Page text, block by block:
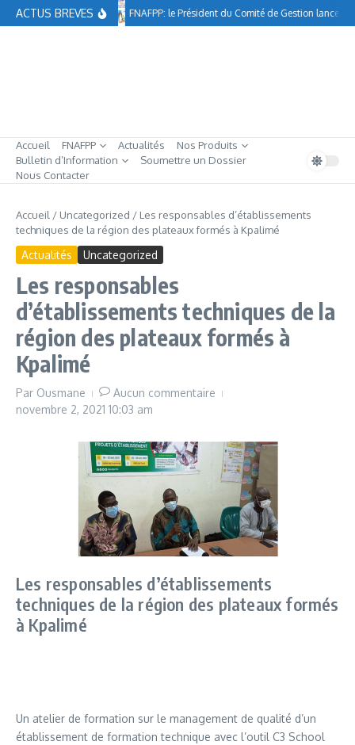
Aller au contenu
ACTUS BREVES FNAFPP: le Président du Comité de Gestion lance
Accueil FNAFPP Actualités
Nos Produits
Bulletin d’Information
Soumettre un Dossier
Nous Contacter
Accueil / Uncategorized / Les responsables d’établissements
techniques de la région des plateaux formés à Kpalimé
Actualités Uncategorized
Les responsables
d’établissements techniques de la
région des plateaux formés à
Kpalimé
Par Ousmane
Aucun commentaire
novembre 2, 2021 10:03 am
Les responsables d’établissements
techniques de la région des plateaux formés
à Kpalimé
Un atelier de formation sur le management de qualité d’un
établissement de formation technique avec l’outil C3 School